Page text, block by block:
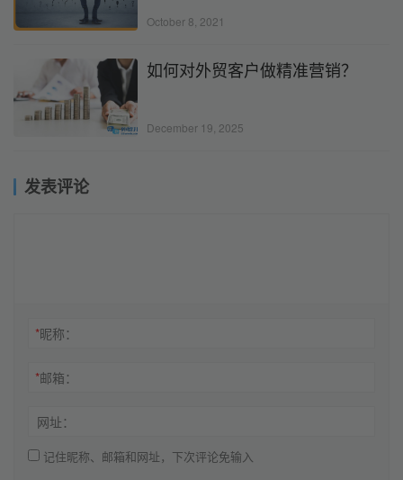
October 8, 2021
如何对外贸客户做精准营销？
December 19, 2025
发表评论
*昵称：
*邮箱：
网址：
记住昵称、邮箱和网址，下次评论免输入